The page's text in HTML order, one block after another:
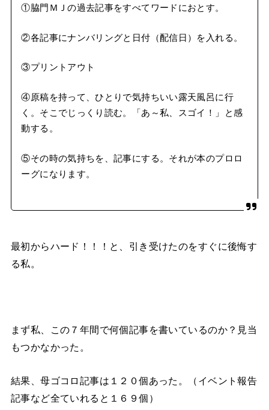
①脇門ＭＪの過去記事をすべてワードにおとす。
②各記事にナンバリングと日付（配信日）を入れる。
③プリントアウト
④原稿を持って、ひとりで気持ちいい露天風呂に行
く。そこでじっくり読む。「あ～私、スゴイ！」と感
動する。
⑤その時の気持ちを、記事にする。それが本のプロロ
ーグになります。
最初からハード！！！と、引き受けたのをすぐに後悔す
る私。
まず私、この７年間で何個記事を書いているのか？見当
もつかなかった。
結果、母ゴコロ記事は１２０個あった。（イベント報告
記事など全ていれると１６９個）